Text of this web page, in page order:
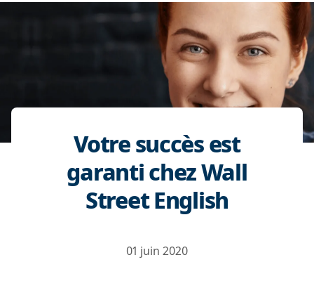
Votre succès est
garanti chez Wall
Street English
01 juin 2020